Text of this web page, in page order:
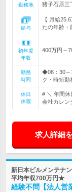
勤務地
猪子石原三
給与
【 月給
たの年齢
初年度
年収
400万円～
勤務
時間
◆08：30～
ク・時短
休日
休暇
# ＼ 年間
会社カレ
求人詳細
新日本ビルメンテナ
平均年収700万円★
経験不問【法人営